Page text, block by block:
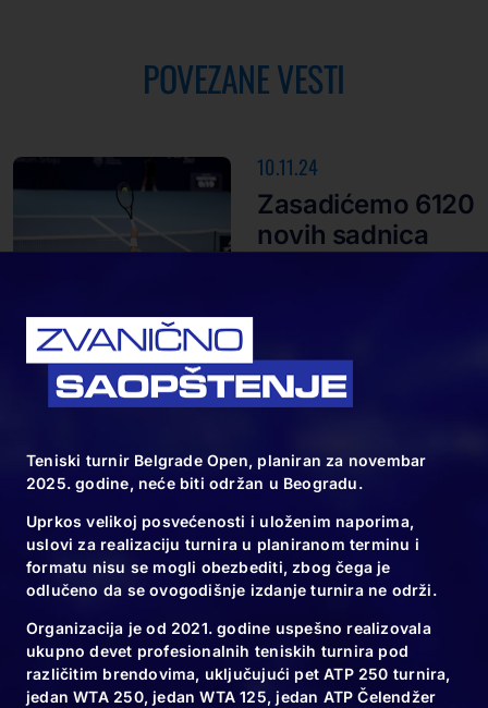
POVEZANE VESTI
10.11.24
Zasadićemo 6120
novih sadnica
10.11.24
Spektakl za kraj
turnira u
Beogradu
09.11.24
Novak obično
osvaja trofeje…
Teniski turnir Belgrade Open, planiran za novembar
2025. godine, neće biti održan u Beogradu.
Uprkos velikoj posvećenosti i uloženim naporima,
uslovi za realizaciju turnira u planiranom terminu i
formatu nisu se mogli obezbediti, zbog čega je
odlučeno da se ovogodišnje izdanje turnira ne održi.
Organizacija je od 2021. godine uspešno realizovala
ukupno devet profesionalnih teniskih turnira pod
različitim brendovima, uključujući pet ATP 250 turnira,
jedan WTA 250, jedan WTA 125, jedan ATP Čelendžer